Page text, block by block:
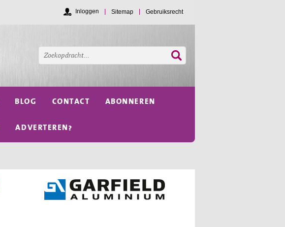
Sitemap Gebruiksrecht
Inloggen
BLOG CONTACT ABONNEREN
ADVERTEREN?